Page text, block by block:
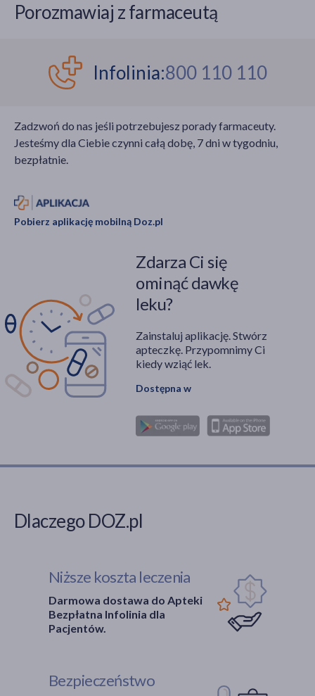
Porozmawiaj z farmaceutą
Infolinia:800 110 110
Zadzwoń do nas jeśli potrzebujesz porady farmaceuty.
Jesteśmy dla Ciebie czynni całą dobę, 7 dni w tygodniu,
bezpłatnie.
Pobierz aplikację mobilną Doz.pl
Zdarza Ci się
ominąć dawkę
leku?
Zainstaluj aplikację. Stwórz
apteczkę. Przypomnimy Ci
kiedy wziąć lek.
Dostępna w
Dlaczego DOZ.pl
Niższe koszta leczenia
Darmowa dostawa do Apteki
Bezpłatna Infolinia dla
Pacjentów.
Bezpieczeństwo